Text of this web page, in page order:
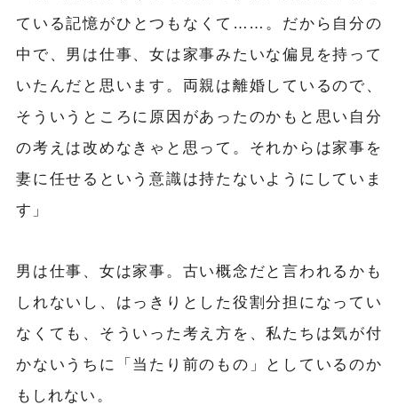
ている記憶がひとつもなくて……。だから自分の
中で、男は仕事、女は家事みたいな偏見を持って
いたんだと思います。両親は離婚しているので、
そういうところに原因があったのかもと思い自分
の考えは改めなきゃと思って。それからは家事を
妻に任せるという意識は持たないようにしていま
す」
男は仕事、女は家事。古い概念だと言われるかも
しれないし、はっきりとした役割分担になってい
なくても、そういった考え方を、私たちは気が付
かないうちに「当たり前のもの」としているのか
もしれない。